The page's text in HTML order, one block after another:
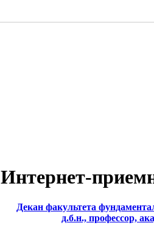
Интернет-
Декан факультета
д.б.н., профессор,